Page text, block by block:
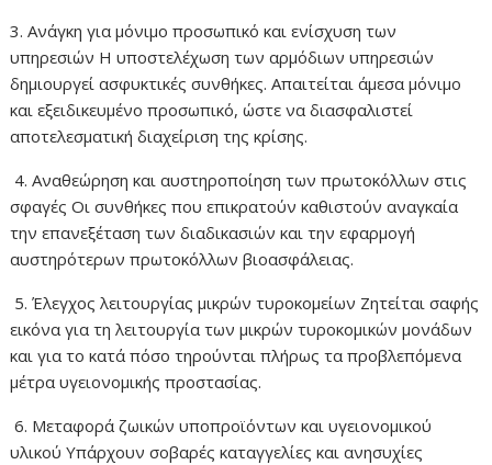
3. Ανάγκη για μόνιμο προσωπικό και ενίσχυση των
υπηρεσιών Η υποστελέχωση των αρμόδιων υπηρεσιών
δημιουργεί ασφυκτικές συνθήκες. Απαιτείται άμεσα μόνιμο
και εξειδικευμένο προσωπικό, ώστε να διασφαλιστεί
αποτελεσματική διαχείριση της κρίσης.
4. Αναθεώρηση και αυστηροποίηση των πρωτοκόλλων στις
σφαγές Οι συνθήκες που επικρατούν καθιστούν αναγκαία
την επανεξέταση των διαδικασιών και την εφαρμογή
αυστηρότερων πρωτοκόλλων βιοασφάλειας.
5. Έλεγχος λειτουργίας μικρών τυροκομείων Ζητείται σαφής
εικόνα για τη λειτουργία των μικρών τυροκομικών μονάδων
και για το κατά πόσο τηρούνται πλήρως τα προβλεπόμενα
μέτρα υγειονομικής προστασίας.
6. Μεταφορά ζωικών υποπροϊόντων και υγειονομικού
υλικού Υπάρχουν σοβαρές καταγγελίες και ανησυχίες